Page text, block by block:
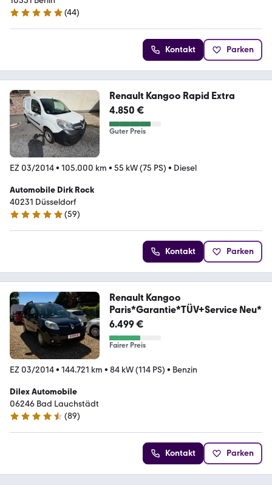
4.9 Sterne
(44)
Kontakt Parken
Renault Kangoo Rapid Extra
4.850 €
Guter Preis
EZ 03/2014• 105.000 km • 55 kW (75 PS) • Diesel
Automobile Dirk Rock
40231 Düsseldorf
4.8 Sterne
(59)
Kontakt Parken
Renault Kangoo
Paris*Garantie*TÜV+Service Neu*
6.499 €
Fairer Preis
EZ 03/2014• 144.721 km • 84 kW (114 PS) • Benzin
Dilex Automobile
06246 Bad Lauchstädt
4.6 Sterne
(89)
Kontakt Parken